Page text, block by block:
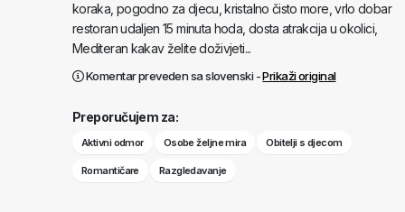
koraka, pogodno za djecu, kristalno čisto more, vrlo dobar
restoran udaljen 15 minuta hoda, dosta atrakcija u okolici,
Mediteran kakav želite doživjeti...
Komentar preveden sa slovenski -Prikaži original
Preporučujem za:
Aktivni odmor Osobe željne mira Obitelji s djecom
Romantičare Razgledavanje